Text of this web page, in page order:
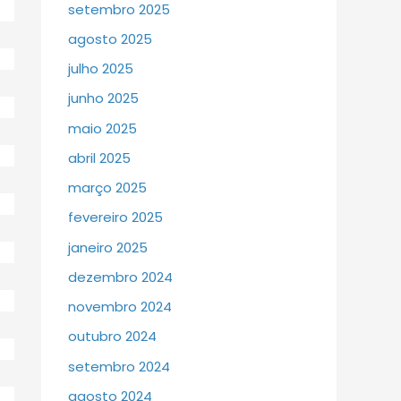
setembro 2025
agosto 2025
julho 2025
junho 2025
maio 2025
abril 2025
março 2025
fevereiro 2025
janeiro 2025
dezembro 2024
novembro 2024
outubro 2024
setembro 2024
agosto 2024